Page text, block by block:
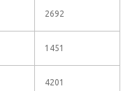
2692
1451
4201